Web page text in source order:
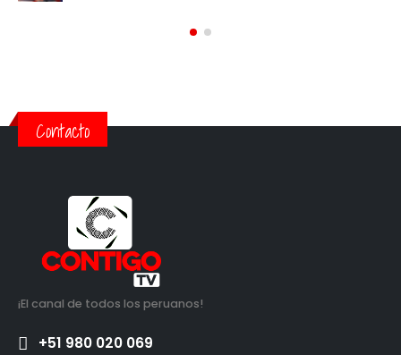
Contacto
¡El canal de todos los peruanos!
+51 980 020 069